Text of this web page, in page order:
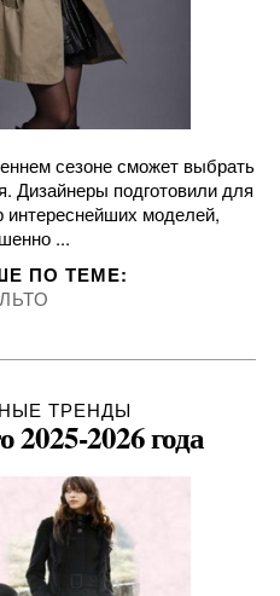
сезоне сможет выбрать
Дизайнеры подготовили для
моделей,
...
ПО ТЕМE:
ТРЕНДЫ
2026 года